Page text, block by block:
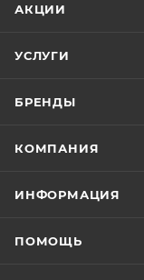
АКЦИИ
УСЛУГИ
БРЕНДЫ
КОМПАНИЯ
ИНФОРМАЦИЯ
ПОМОЩЬ